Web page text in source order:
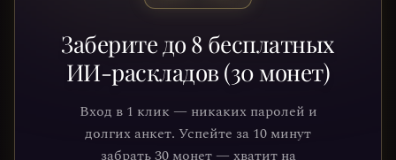
Заберите до 8 бесплатных
ИИ-раскладов (30 монет)
Вход в 1 клик — никаких паролей и
долгих анкет. Успейте за 10 минут
забрать 30 монет — хватит на
Готовы узнать свой
путь?
Присоединяйтесь к тысячам людей,
которые обрели ясность и понимание
через нашу платформу. Ваше